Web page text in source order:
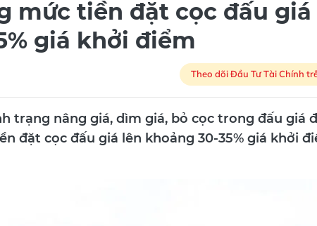
mức tiền đặt cọc đấu
giá khởi điểm
Theo dõi Đầu Tư Tài Chính
trạng nâng giá, dìm giá, bỏ cọc trong đấu giá
đặt cọc đấu giá lên khoảng 30-35% giá khởi